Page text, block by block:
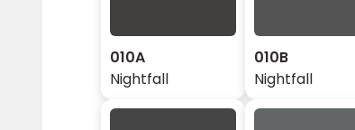
010A
Nightfall
010B
Nightfall